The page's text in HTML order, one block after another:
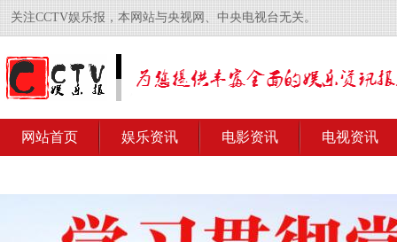
关注CCTV娱乐报，本网站与央视网、中央电视台无关。
网站首页 娱乐资讯 电影资讯 电视资讯